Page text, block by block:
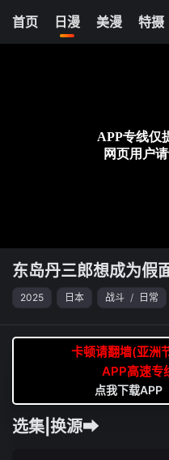
首页 日漫 美漫 特摄
东岛丹三郎想成为假
2025 日本 战斗 / 日常
卡顿请翻墙(亚洲
APP高速专
点我下载APP
选集|换源➡